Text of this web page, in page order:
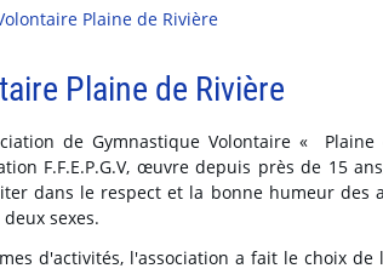
Plaine de Rivière
Plaine de Rivière
de Gymnastique Volontaire «
F.F.E.P.G.V, œuvre depuis près de 15
dans le respect et la bonne humeur des
sexes.
d'activités, l'association a fait le choix